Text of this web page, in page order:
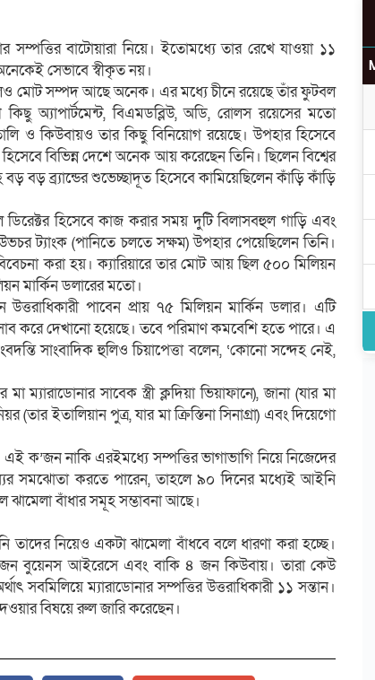
বাটোয়ারা নিয়ে। ইতোমধ্যে তার রেখে যাওয়া ১১
সেভাবে স্বীকৃত নয়।
মোট সম্পদ আছে অনেক। এর মধ্যে চীনে রয়েছে তাঁর ফুটবল
অ্যাপার্টমেন্ট, বিএমডব্লিউ, অডি, রোলস রয়েসের মতো
ও কিউবায়ও তার কিছু বিনিয়োগ রয়েছে। উপহার হিসেবে
বিভিন্ন দেশে অনেক আয় করেছেন তিনি। ছিলেন বিশ্বের
ব্র্যান্ডের শুভেচ্ছাদূত হিসেবে কামিয়েছিলেন কাঁড়ি কাঁড়ি
হিসেবে কাজ করার সময় দুটি বিলাসবহুল গাড়ি এবং
ট্যাংক (পানিতে চলতে সক্ষম) উপহার পেয়েছিলেন তিনি।
করা হয়। ক্যারিয়ারে তার মোট আয় ছিল ৫০০ মিলিয়ন
মার্কিন ডলারের মতো।
পাবেন প্রায় ৭৫ মিলিয়ন মার্কিন ডলার। এটি
করে দেখানো হয়েছে। তবে পরিমাণ কমবেশি হতে পারে। এ
সাংবাদিক হুলিও চিয়াপেত্তা বলেন, ‘কোনো সন্দেহ নেই,
ম্যারাডোনার সাবেক স্ত্রী ক্লদিয়া ভিয়াফানে), জানা (যার মা
(তার ইতালিয়ান পুত্র, যার মা ক্রিস্তিনা সিনাগ্রা) এবং দিয়েগো
ক’জন নাকি এরইমধ্যে সম্পত্তির ভাগাভাগি নিয়ে নিজেদের
সমঝোতা করতে পারেন, তাহলে ৯০ দিনের মধ্যেই আইনি
ঝামেলা বাঁধার সমূহ সম্ভাবনা আছে।
তাদের নিয়েও একটা ঝামেলা বাঁধবে বলে ধারণা করা হচ্ছে।
বুয়েনস আইরেসে এবং বাকি ৪ জন কিউবায়। তারা কেউ
সবমিলিয়ে ম্যারাডোনার সম্পত্তির উত্তরাধিকারী ১১ সন্তান।
বিষয়ে রুল জারি করেছেন।